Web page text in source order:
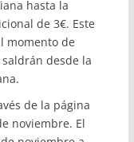
hasta la
de 3€. Este
momento de
desde la
de la página
noviembre. El